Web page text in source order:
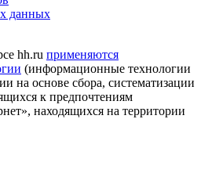
данных
hh.ru применяются
(информационные технологии
на основе сбора, систематизации
к предпочтениям
находящихся на территории